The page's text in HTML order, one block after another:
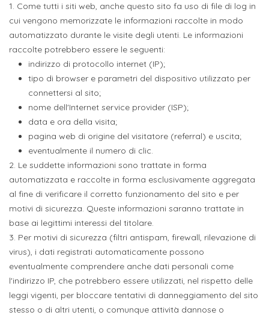
1. Come tutti i siti web, anche questo sito fa uso di file di log in
cui vengono memorizzate le informazioni raccolte in modo
automatizzato durante le visite degli utenti. Le informazioni
raccolte potrebbero essere le seguenti:
indirizzo di protocollo internet (IP);
tipo di browser e parametri del dispositivo utilizzato per
connettersi al sito;
nome dell'Internet service provider (ISP);
data e ora della visita;
pagina web di origine del visitatore (referral) e uscita;
eventualmente il numero di clic.
2. Le suddette informazioni sono trattate in forma
automatizzata e raccolte in forma esclusivamente aggregata
al fine di verificare il corretto funzionamento del sito e per
motivi di sicurezza. Queste informazioni saranno trattate in
base ai legittimi interessi del titolare.
3. Per motivi di sicurezza (filtri antispam, firewall, rilevazione di
virus), i dati registrati automaticamente possono
eventualmente comprendere anche dati personali come
l'indirizzo IP, che potrebbero essere utilizzati, nel rispetto delle
leggi vigenti, per bloccare tentativi di danneggiamento del sito
stesso o di altri utenti, o comunque attività dannose o